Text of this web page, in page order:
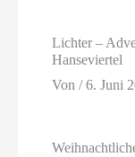
Lichter –
Hanseviertel
Von/6. Juni